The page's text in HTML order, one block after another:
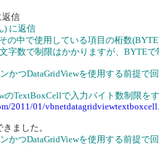
返信
) に返信
の中で使用している項目の桁数
字数で制限はかかりますが、BYTEで
かつDataGridViewを使用する前提で回
のTextBoxCellで入力バイト数制限を
2011/01/
ました。
かつDataGridViewを使用する前提で回